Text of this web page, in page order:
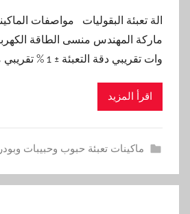
وات تقريبي دقة التعبئة ± 1 % تقريبي مواصفات
اقرأ المزيد
ماكينات تعبئة حبوب وحبيبات وبودر